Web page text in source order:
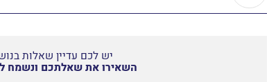
יש לכם עדיין שאלות
השאירו את שאלתכם ונשמח